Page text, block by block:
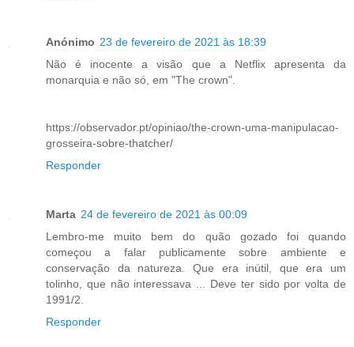
Anónimo 23 de fevereiro de 2021 às 18:39
Não é inocente a visão que a Netflix apresenta da
monarquia e não só, em "The crown".
https://observador.pt/opiniao/the-crown-uma-manipulacao-
grosseira-sobre-thatcher/
Responder
Marta 24 de fevereiro de 2021 às 00:09
Lembro-me muito bem do quão gozado foi quando
começou a falar publicamente sobre ambiente e
conservação da natureza. Que era inútil, que era um
tolinho, que não interessava ... Deve ter sido por volta de
1991/2.
Responder